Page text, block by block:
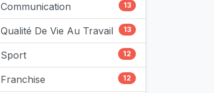
Communication 13
Qualité De Vie Au Travail 13
Sport 12
Franchise 12